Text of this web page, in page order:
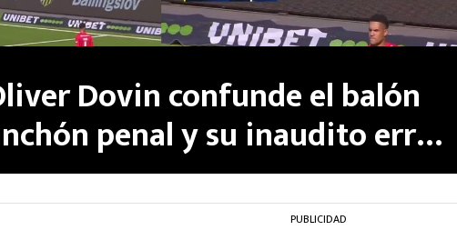
Dovin confunde el balón
penal y su inaudito error
gol | VIDEO
PUBLICIDAD